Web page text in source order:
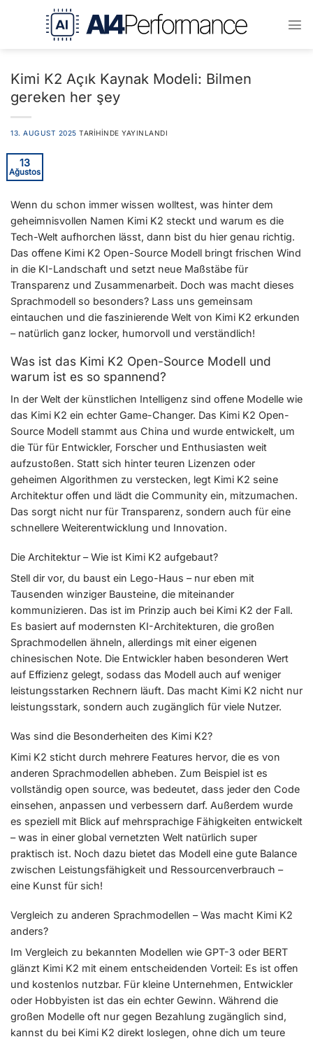
Kimi K2 Açık Kaynak Modeli: Bilmen
gereken her şey
13. AUGUST 2025 TARIHINDE YAYINLANDI
13
Ağustos
Wenn du schon immer wissen wolltest, was hinter dem
geheimnisvollen Namen Kimi K2 steckt und warum es die
Tech-Welt aufhorchen lässt, dann bist du hier genau richtig.
Das offene Kimi K2 Open-Source Modell bringt frischen Wind
in die KI-Landschaft und setzt neue Maßstäbe für
Transparenz und Zusammenarbeit. Doch was macht dieses
Sprachmodell so besonders? Lass uns gemeinsam
eintauchen und die faszinierende Welt von Kimi K2 erkunden
– natürlich ganz locker, humorvoll und verständlich!
Was ist das Kimi K2 Open-Source Modell und
warum ist es so spannend?
In der Welt der künstlichen Intelligenz sind offene Modelle wie
das Kimi K2 ein echter Game-Changer. Das Kimi K2 Open-
Source Modell stammt aus China und wurde entwickelt, um
die Tür für Entwickler, Forscher und Enthusiasten weit
aufzustoßen. Statt sich hinter teuren Lizenzen oder
geheimen Algorithmen zu verstecken, legt Kimi K2 seine
Architektur offen und lädt die Community ein, mitzumachen.
Das sorgt nicht nur für Transparenz, sondern auch für eine
schnellere Weiterentwicklung und Innovation.
Die Architektur – Wie ist Kimi K2 aufgebaut?
Stell dir vor, du baust ein Lego-Haus – nur eben mit
Tausenden winziger Bausteine, die miteinander
kommunizieren. Das ist im Prinzip auch bei Kimi K2 der Fall.
Es basiert auf modernsten KI-Architekturen, die großen
Sprachmodellen ähneln, allerdings mit einer eigenen
chinesischen Note. Die Entwickler haben besonderen Wert
auf Effizienz gelegt, sodass das Modell auch auf weniger
leistungsstarken Rechnern läuft. Das macht Kimi K2 nicht nur
leistungsstark, sondern auch zugänglich für viele Nutzer.
Was sind die Besonderheiten des Kimi K2?
Kimi K2 sticht durch mehrere Features hervor, die es von
anderen Sprachmodellen abheben. Zum Beispiel ist es
vollständig open source, was bedeutet, dass jeder den Code
einsehen, anpassen und verbessern darf. Außerdem wurde
es speziell mit Blick auf mehrsprachige Fähigkeiten entwickelt
– was in einer global vernetzten Welt natürlich super
praktisch ist. Noch dazu bietet das Modell eine gute Balance
zwischen Leistungsfähigkeit und Ressourcenverbrauch –
eine Kunst für sich!
Vergleich zu anderen Sprachmodellen – Was macht Kimi K2
anders?
Im Vergleich zu bekannten Modellen wie GPT-3 oder BERT
glänzt Kimi K2 mit einem entscheidenden Vorteil: Es ist offen
und kostenlos nutzbar. Für kleine Unternehmen, Entwickler
oder Hobbyisten ist das ein echter Gewinn. Während die
großen Modelle oft nur gegen Bezahlung zugänglich sind,
kannst du bei Kimi K2 direkt loslegen, ohne dich um teure